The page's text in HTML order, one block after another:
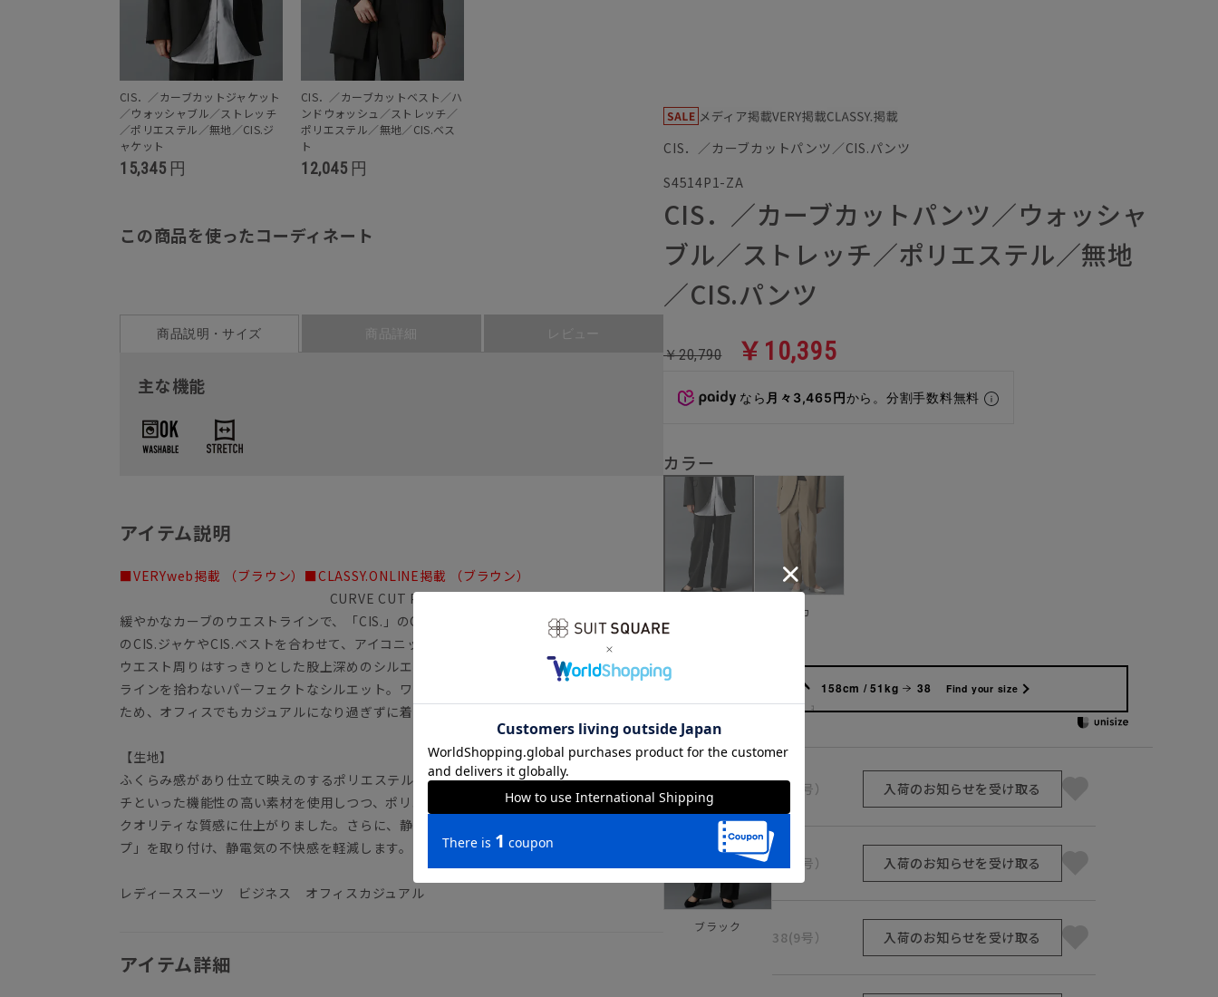
CIS．／カーブカットジャケット
／ウォッシャブル／ストレッチ
／ポリエステル／無地／CIS.ジ
ャケット
15,345 円
CIS．／カーブカットベスト／ハ
ンドウォッシュ／ストレッチ／
ポリエステル／無地／CIS.ベス
ト
12,045 円
この商品を使ったコーディネート
商品説明・サイズ 商品詳細 レビュー
主な機能
アイテム説明
■VERYweb掲載 （ブラウン）■CLASSY.ONLINE掲載 （ブラウン）
CURVE CUT PANTS
緩やかなカーブのウエストラインで、「CIS.」のCカーブを描いた「CIS.パンツ」。同素材
のCIS.ジャケやCIS.ベストを合わせて、アイコニックな着こなしを楽しめる◎
ウエスト周りはすっきりとした股上深めのシルエットながら、裾にかけてのラインは脚の
ラインを拾わないパーフェクトなシルエット。ワイド過ぎず裾にかけて緩やかに細くなる
ため、オフィスでもカジュアルになり過ぎずに着こなせます。
【生地】
ふくらみ感があり仕立て映えのするポリエステル素材を使用。ウォッシャブル、ストレッ
チといった機能性の高い素材を使用しつつ、ポリエステル特有の光沢感を消すことでハイ
クオリティな質感に仕上がりました。さらに、静電気を空気中に放電させる「放電テー
プ」を取り付け、静電気の不快感を軽減します。
レディーススーツ ビジネス オフィスカジュアル
アイテム詳細
CIS．／カーブカットパンツ／CIS.パンツ
S4514P1-ZA
CIS．／カーブカットパンツ／ウォッシャ
ブル／ストレッチ／ポリエステル／無地
／CIS.パンツ
￥20,790 ￥10,395
なら 月々3,465円から。分割手数料無料
カラー
モカ
158cm / 51kg 38 Find your size
ブラック
34(5号） 入荷のお知らせを受け取る
36(7号） 入荷のお知らせを受け取る
38(9号） 入荷のお知らせを受け取る